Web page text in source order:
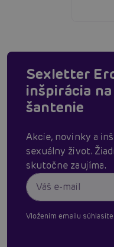
Sexletter
inšpirácia
šantenie
Akcie, novinky a
sexuálny život.
skutočne zaujíma.
Vložením emailu súhlasíte